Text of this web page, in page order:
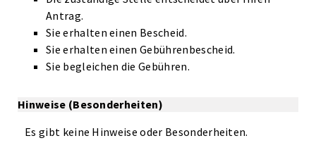
Antrag.
Sie erhalten einen Bescheid.
Sie erhalten einen Gebührenbescheid.
Sie begleichen die Gebühren.
Hinweise (Besonderheiten)
Es gibt keine Hinweise oder Besonderheiten.